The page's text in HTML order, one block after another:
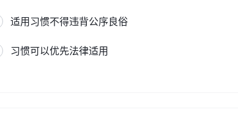
适用习惯不得违背公序良俗
习惯可以优先法律适用